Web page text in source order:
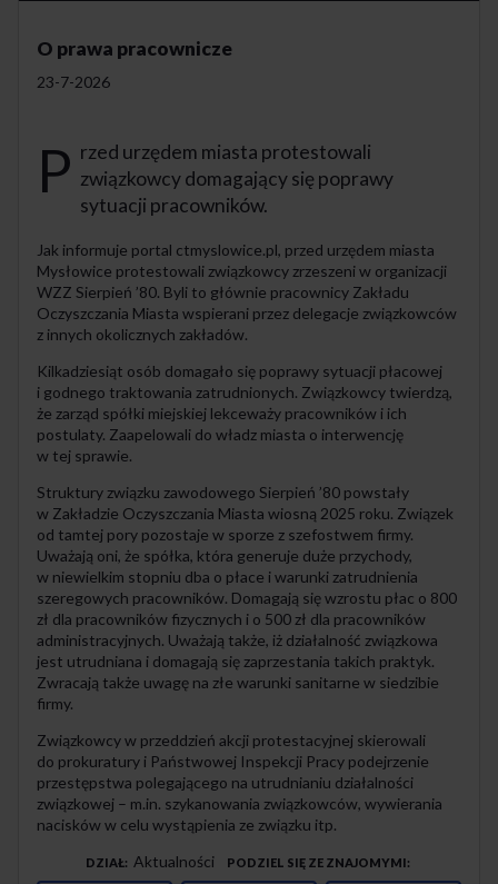
O prawa pracownicze
23-7-2026
P rzed urzędem miasta protestowali
związkowcy domagający się poprawy
sytuacji pracowników.
Jak informuje portal ctmyslowice.pl, przed urzędem miasta
Mysłowice protestowali związkowcy zrzeszeni w organizacji
WZZ Sierpień ’80. Byli to głównie pracownicy Zakładu
Oczyszczania Miasta wspierani przez delegacje związkowców
z innych okolicznych zakładów.
Kilkadziesiąt osób domagało się poprawy sytuacji płacowej
i godnego traktowania zatrudnionych. Związkowcy twierdzą,
że zarząd spółki miejskiej lekceważy pracowników i ich
postulaty. Zaapelowali do władz miasta o interwencję
w tej sprawie.
Struktury związku zawodowego Sierpień ’80 powstały
w Zakładzie Oczyszczania Miasta wiosną 2025 roku. Związek
od tamtej pory pozostaje w sporze z szefostwem firmy.
Uważają oni, że spółka, która generuje duże przychody,
w niewielkim stopniu dba o płace i warunki zatrudnienia
szeregowych pracowników. Domagają się wzrostu płac o 800
zł dla pracowników fizycznych i o 500 zł dla pracowników
administracyjnych. Uważają także, iż działalność związkowa
jest utrudniana i domagają się zaprzestania takich praktyk.
Zwracają także uwagę na złe warunki sanitarne w siedzibie
firmy.
Związkowcy w przeddzień akcji protestacyjnej skierowali
do prokuratury i Państwowej Inspekcji Pracy podejrzenie
przestępstwa polegającego na utrudnianiu działalności
związkowej – m.in. szykanowania związkowców, wywierania
nacisków w celu wystąpienia ze związku itp.
DZIAŁ Aktualności PODZIEL SIĘ ZE ZNAJOMYMI